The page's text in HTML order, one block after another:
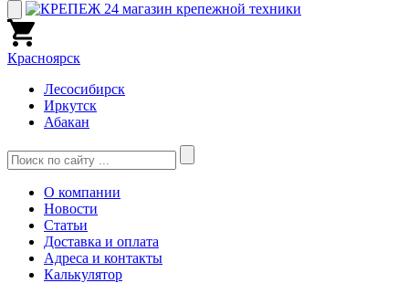
Красноярск
Лесосибирск
Иркутск
Абакан
О компании
Новости
Статьи
Доставка и оплата
Адреса и контакты
Калькулятор